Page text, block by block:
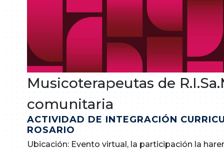
Musicoterapeutas de
comunitaria
ACTIVIDAD DE INTEGRACIÓN
ROSARIO
Ubicación: Evento virtual, la participación la